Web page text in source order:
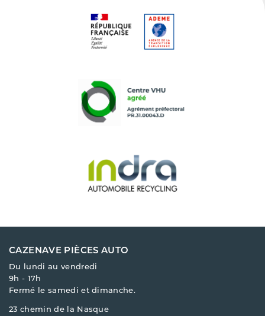
CAZENAVE PIÈCES AUTO
Du lundi au vendredi
9h - 17h
Fermé le samedi et dimanche.
23 chemin de la Nasque